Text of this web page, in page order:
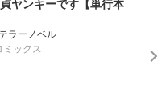
ヤンキーです【単行本
ラーノベル
ミックス